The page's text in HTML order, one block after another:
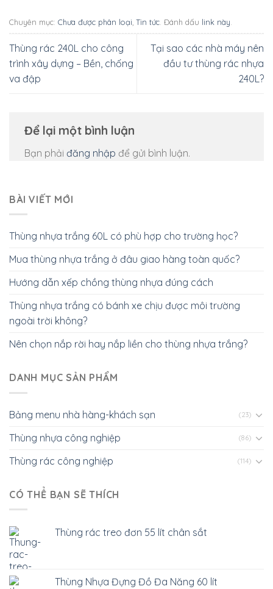
Chuyên mục: Chưa được phân loại Tin tức . Đánh dấu link này
Thùng rác 240L cho công
trình xây dựng – Bền, chống
va đập
Tại sao các nhà máy nên
đầu tư thùng rác nhựa
240L?
Để lại một bình luận
Bạn phải đăng nhập để gửi bình luận.
BÀI VIẾT MỚI
Thùng nhựa trắng 60L có phù hợp cho trường học?
Mua thùng nhựa trắng ở đâu giao hàng toàn quốc?
Hướng dẫn xếp chồng thùng nhựa đúng cách
Thùng nhựa trắng có bánh xe chịu được môi trường
ngoài trời không?
Nên chọn nắp rời hay nắp liền cho thùng nhựa trắng?
DANH MỤC SẢN PHẨM
Bảng menu nhà hàng-khách sạn (23)
Thùng nhựa công nghiệp (86)
Thùng rác công nghiệp (114)
CÓ THỂ BẠN SẼ THÍCH
Thùng rác treo đơn 55 lít chân sắt
Thùng Nhựa Đựng Đồ Đa Năng 60 lít